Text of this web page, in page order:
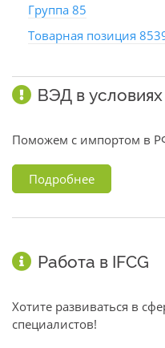
Группа 85
Товарная позиция
ВЭД в
Поможем с импортом в
Подробнее
Работа в IFCG
Хотите развиваться в
специалистов!